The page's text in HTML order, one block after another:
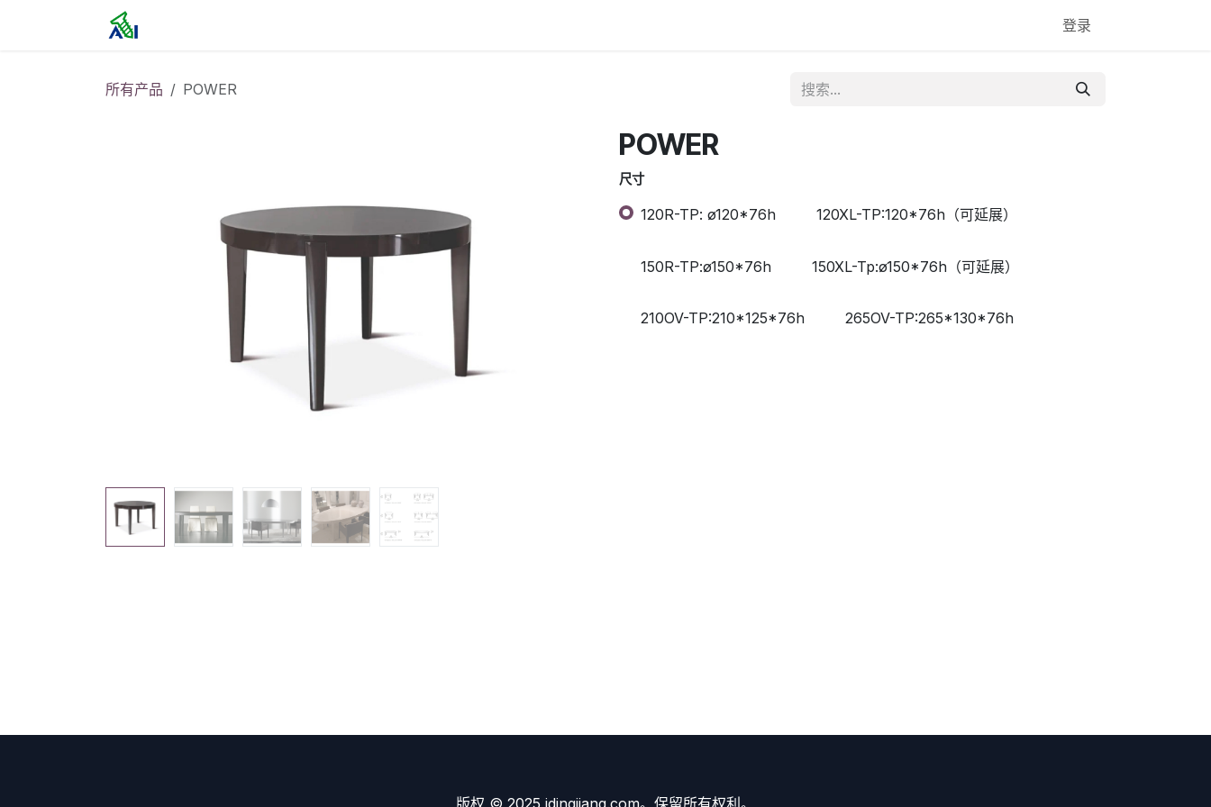
登录
所有产品 POWER
POWER
尺寸
120R-TP: ø120*76h 120XL-TP:120*76h（可延展）
150R-TP:ø150*76h 150XL-Tp:ø150*76h（可延展）
210OV-TP:210*125*76h 265OV-TP:265*130*76h
版权 © 2025 idingjiang.com。保留所有权利。